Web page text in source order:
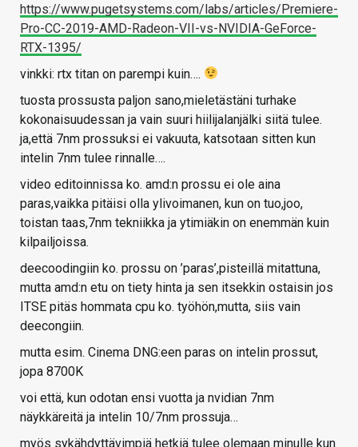
https://www.pugetsystems.com/labs/articles/Premiere-
Pro-CC-2019-AMD-Radeon-VII-vs-NVIDIA-GeForce-
RTX-1395/
vinkki: rtx titan on parempi kuin….
tuosta prossusta paljon sano,mieletästäni turhake
kokonaisuudessan ja vain suuri hiilijalanjälki siitä tulee.
ja,että 7nm prossuksi ei vakuuta, katsotaan sitten kun
intelin 7nm tulee rinnalle….
video editoinnissa ko. amd:n prossu ei ole aina
paras,vaikka pitäisi olla ylivoimanen, kun on tuo,joo,
toistan taas,7nm tekniikka ja ytimiäkin on enemmän kuin
kilpailjoissa.
deecoodingiin ko. prossu on ’paras’,pisteillä mitattuna,
mutta amd:n etu on tiety hinta ja sen itsekkin ostaisin jos
ITSE pitäs hommata cpu ko. työhön,mutta, siis vain
deecongiin.
mutta esim. Cinema DNG:een paras on intelin prossut,
jopa 8700K
voi että, kun odotan ensi vuotta ja nvidian 7nm
näykkäreitä ja intelin 10/7nm prossuja…
myös sykähdyttävimpiä hetkiä tulee olemaan minulle kun